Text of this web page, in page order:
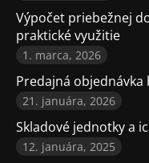
Výpočet priebežnej
praktické využitie
1. marca, 2026
Predajná
21. januára, 2026
Skladové jednotky a
12. januára, 2025